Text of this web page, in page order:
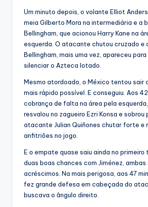
Um minuto depois, o volante Elliot
meia Gilberto Mora na intermediária e a
Bellingham, que acionou Harry Kane na
esquerda. O atacante chutou cruzado e
Bellingham, mais uma vez, apareceu
silenciar o Azteca lotado.
Mesmo atordoado, o México tentou sair
mais rápido possível. E conseguiu. Aos
cobrança de falta na área pela
resvalou no zagueiro Ezri Konsa e sobrou
atacante Julian Quiñones chutar forte e
anfitriões no jogo.
E o empate quase saiu ainda no primeiro
duas boas chances com Jiménez, ambas
acréscimos. Na mais perigosa, aos 47
fez grande defesa em cabeçada do
buscava o ângulo direito.